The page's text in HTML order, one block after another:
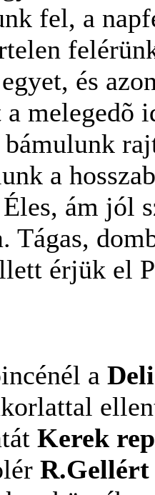
fel, a
és
melegedõ
a
ám jól
Tágas,
érjük el
a
Kerek
R.Gellért